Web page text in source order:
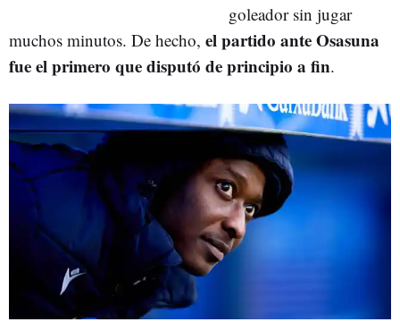
goleador sin jugar
muchos minutos. De hecho, el partido ante Osasuna
fue el primero que disputó de principio a fin.